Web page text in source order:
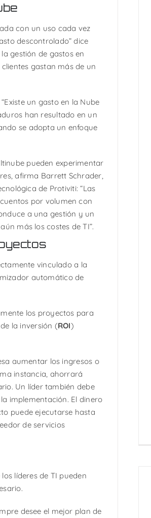
con un uso cada vez
descontrolado” dice
gestión de gastos en
gastan más de un
un gasto en la Nube
han resultado en un
se adopta un enfoque
pueden experimentar
afirma Barrett Schrader,
de Protiviti: “Las
por volumen con
a una gestión y un
más los costes de TI”.
vinculado a la
automático de
los proyectos para
la inversión (ROI)
aumentar los ingresos o
instancia, ahorrará
Un líder también debe
implementación. El dinero
puede ejecutarse hasta
de servicios
líderes de TI pueden
desee el mejor plan de